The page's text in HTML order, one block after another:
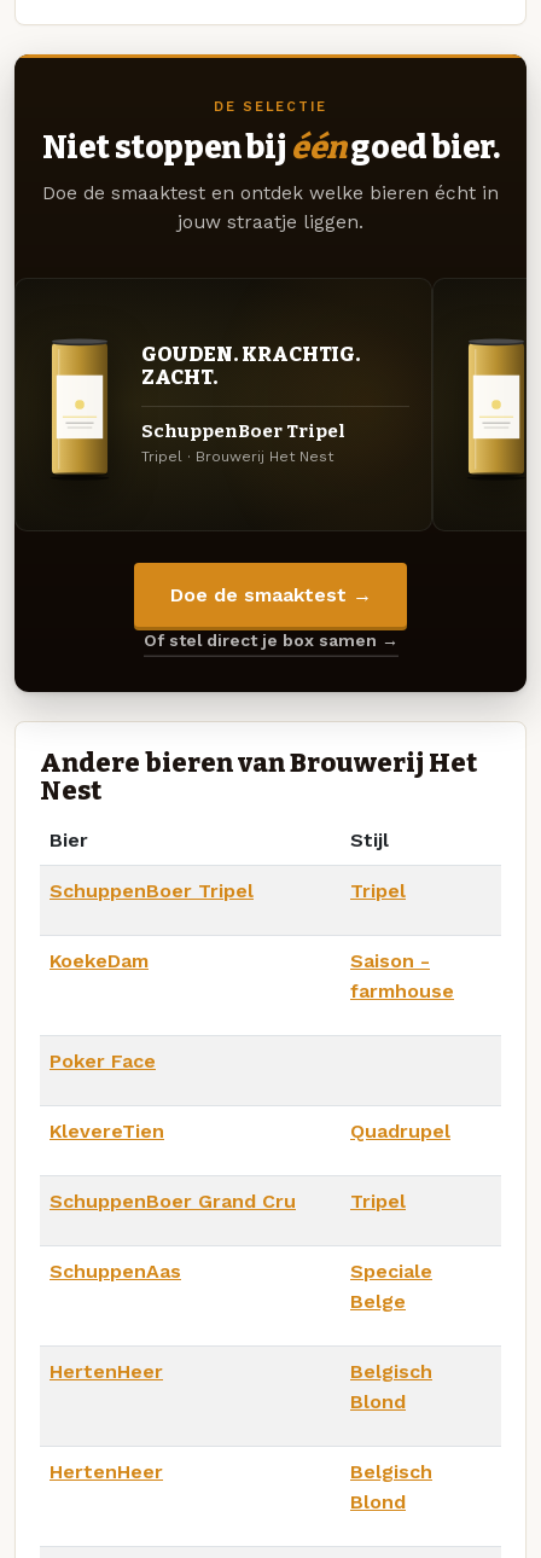
DE SELECTIE
Niet stoppen bij ééngoed bier.
Doe de smaaktest en ontdek welke bieren écht in
jouw straatje liggen.
GOUDEN. KRACHTIG.
ZACHT.
SchuppenBoer Tripel
Tripel · Brouwerij Het Nest
Doe de smaaktest →
Of stel direct je box samen →
Andere bieren van Brouwerij Het
Nest
Bier Stijl
SchuppenBoer Tripel Tripel
KoekeDam
Saison -
farmhouse
Poker Face
KlevereTien Quadrupel
SchuppenBoer Grand Cru Tripel
SchuppenAas
Speciale
Belge
HertenHeer
Belgisch
Blond
HertenHeer
Belgisch
Blond